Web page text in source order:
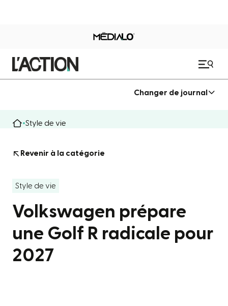
Changer de journal
Style de vie
Revenir à la catégorie
Style de vie
Volkswagen prépare
une Golf R radicale pour
2027